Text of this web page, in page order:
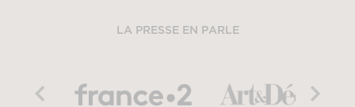
LA PRESSE EN PARLE